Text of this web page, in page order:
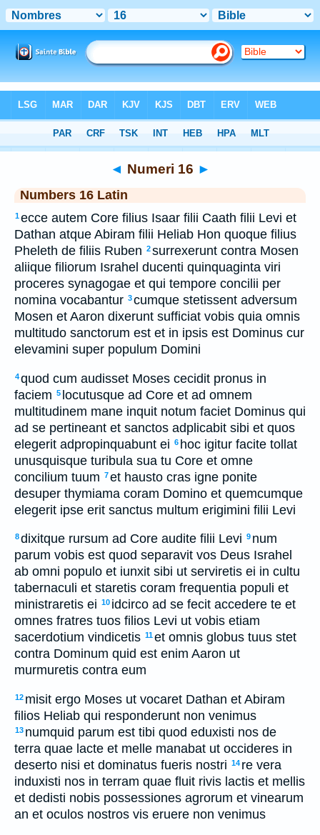
> Numeri 16
◄ Numeri 16 ►
Numbers 16 Latin
1ecce autem Core filius Isaar filii Caath filii Levi et
Dathan atque Abiram filii Heliab Hon quoque filius
Pheleth de filiis Ruben 2surrexerunt contra Mosen
aliique filiorum Israhel ducenti quinquaginta viri
proceres synagogae et qui tempore concilii per
nomina vocabantur 3cumque stetissent adversum
Mosen et Aaron dixerunt sufficiat vobis quia omnis
multitudo sanctorum est et in ipsis est Dominus cur
elevamini super populum Domini
4quod cum audisset Moses cecidit pronus in
faciem 5 locutusque ad Core et ad omnem
multitudinem mane inquit notum faciet Dominus qui
ad se pertineant et sanctos adplicabit sibi et quos
elegerit adpropinquabunt ei 6 hoc igitur facite tollat
unusquisque turibula sua tu Core et omne
concilium tuum 7et hausto cras igne ponite
desuper thymiama coram Domino et quemcumque
elegerit ipse erit sanctus multum erigimini filii Levi
8dixitque rursum ad Core audite filii Levi 9 num
parum vobis est quod separavit vos Deus Israhel
ab omni populo et iunxit sibi ut serviretis ei in cultu
tabernaculi et staretis coram frequentia populi et
ministraretis ei 10 idcirco ad se fecit accedere te et
omnes fratres tuos filios Levi ut vobis etiam
sacerdotium vindicetis 11et omnis globus tuus stet
contra Dominum quid est enim Aaron ut
murmuretis contra eum
12 misit ergo Moses ut vocaret Dathan et Abiram
filios Heliab qui responderunt non venimus
13 numquid parum est tibi quod eduxisti nos de
terra quae lacte et melle manabat ut occideres in
deserto nisi et dominatus fueris nostri 14 re vera
induxisti nos in terram quae fluit rivis lactis et mellis
et dedisti nobis possessiones agrorum et vinearum
an et oculos nostros vis eruere non venimus